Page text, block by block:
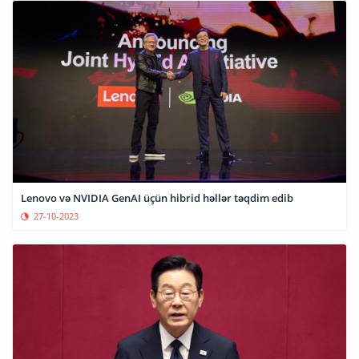
Lenovo və NVIDIA GenAI üçün hibrid həllər təqdim edib
27-10-2023